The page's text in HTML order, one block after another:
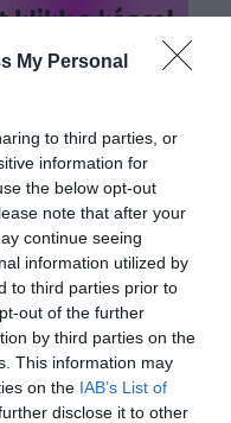
My Personal
to third parties, or
information for
the below opt-out
note that after your
continue seeing
information utilized by
to third parties prior to
out of the further
by third parties on the
This information may
on the IAB’s List of
disclose it to other